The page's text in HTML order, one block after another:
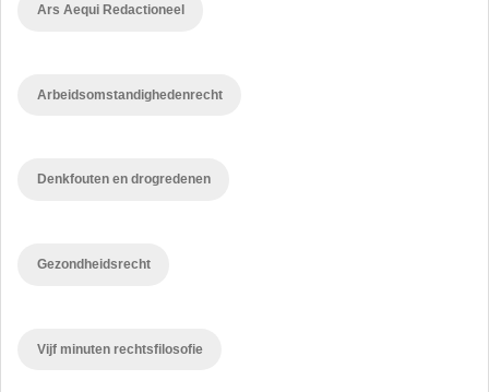
Ars Aequi Redactioneel
Arbeidsomstandighedenrecht
Denkfouten en drogredenen
Gezondheidsrecht
Vijf minuten rechtsfilosofie